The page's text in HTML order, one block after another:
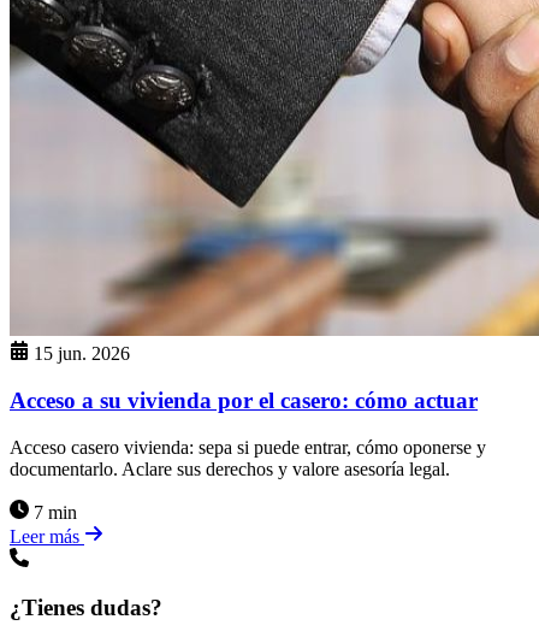
15 jun. 2026
Acceso a su vivienda por el casero: cómo actuar
Acceso casero vivienda: sepa si puede entrar, cómo oponerse y
documentarlo. Aclare sus derechos y valore asesoría legal.
7 min
Leer más
¿Tienes dudas?